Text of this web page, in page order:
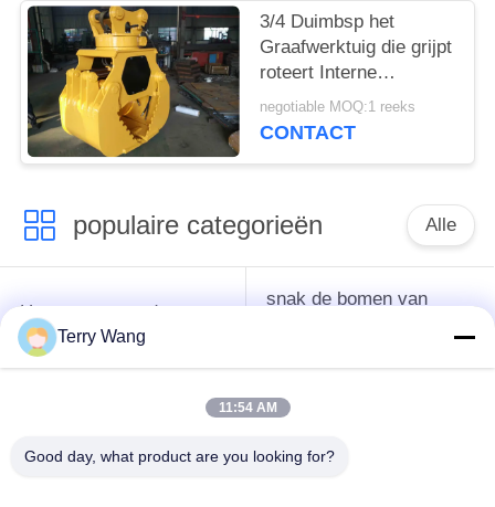
3/4 Duimbsp het
Graafwerktuig die grijpt
roteert Interne
Aaneenschakeling van
de Snelheids lager de
negotiable MOQ:1 reeks
CONTACT
populaire categorieën Alle
Het wapen van de
graafwerktuigboom
snak de bomen van
De Greep van de
Terry Wang
11:54 AM
Good day, what product are you looking for?